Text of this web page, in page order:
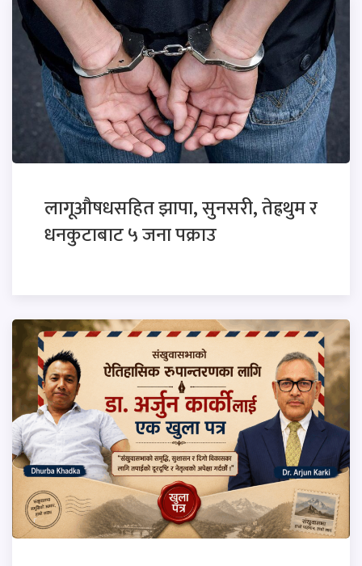
लागूऔषधसहित झापा, सुनसरी, तेह्रथुम र
धनकुटाबाट ५ जना पक्राउ